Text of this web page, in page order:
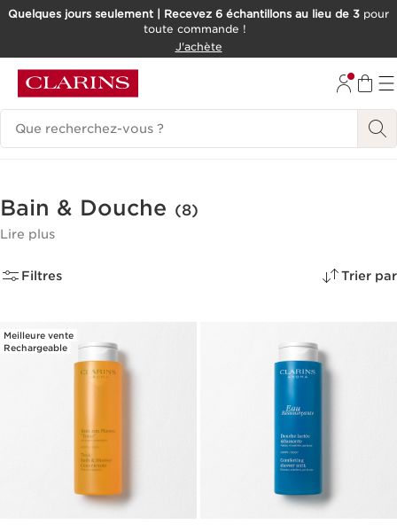
ALLER AU CONTENU
Quelques jours seulement | Recevez 6 échantillons au lieu de 3 pour
toute commande !
J'achète
Historique des recherches
Bain & Douche (8)
Lire plus
Filtres Trier par
Meilleure vente
Rechargeable